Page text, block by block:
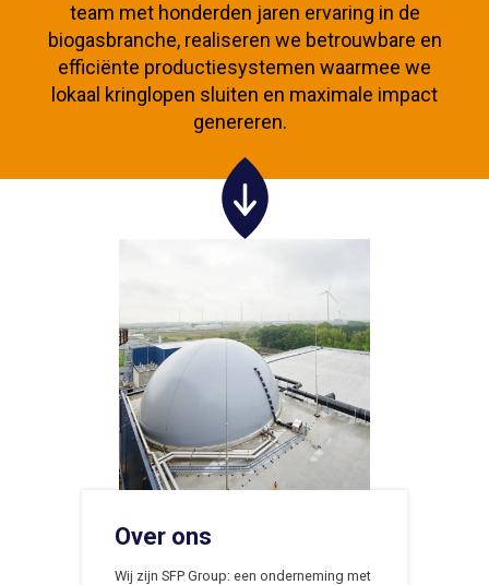
team met honderden jaren ervaring in de
biogasbranche, realiseren we betrouwbare en
efficiënte productiesystemen waarmee we
lokaal kringlopen sluiten en maximale impact
genereren.
Over ons
Wij zijn SFP Group: een onderneming met